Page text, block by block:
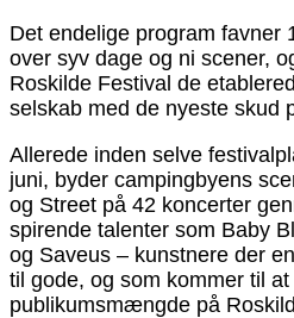
Det endelige program favner
over syv dage og ni scener,
Roskilde Festival de
selskab med de nyeste skud
Allerede inden selve
juni, byder campingbyens
og Street på 42 koncerter
spirende talenter som Baby
og Saveus – kunstnere der
til gode, og som kommer til
publikumsmængde på